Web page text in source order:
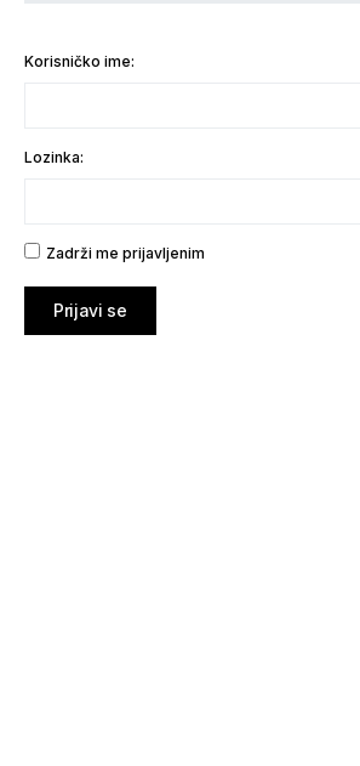
Korisničko ime:
Lozinka:
Zadrži me prijavljenim
Prijavi se